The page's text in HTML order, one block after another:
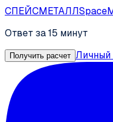
СПЕЙСМЕТАЛЛ
Ответ за 15 минут
Получить расчет Личный